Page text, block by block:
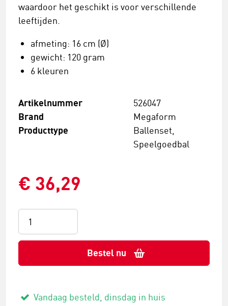
waardoor het geschikt is voor verschillende
leeftijden.
afmeting: 16 cm (Ø)
gewicht: 120 gram
6 kleuren
Artikelnummer 526047
Brand Megaform
Producttype
Ballenset,
Speelgoedbal
€ 36,29
Bestel nu
Vandaag besteld, dinsdag in huis